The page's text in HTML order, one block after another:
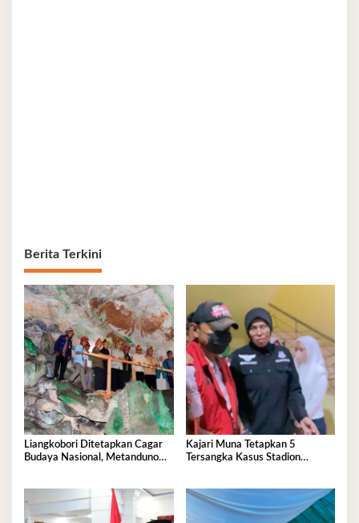
Berita Terkini
Liangkobori Ditetapkan Cagar
Budaya Nasional, Metanduno
Kajari Muna Tetapkan 5
Tersangka Kasus Stadion